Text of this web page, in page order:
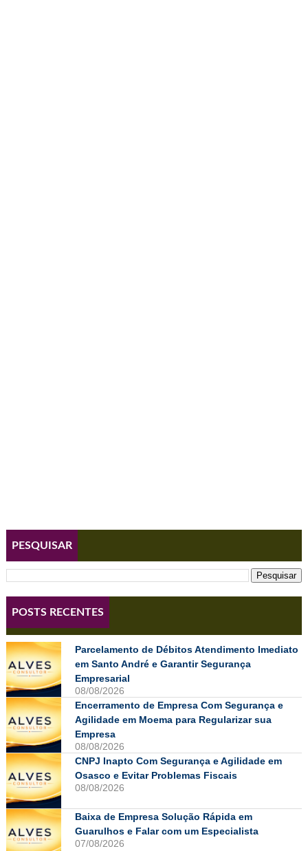
PESQUISAR
POSTS RECENTES
Parcelamento de Débitos Atendimento Imediato
em Santo André e Garantir Segurança
Empresarial
08/08/2026
Encerramento de Empresa Com Segurança e
Agilidade em Moema para Regularizar sua
Empresa
08/08/2026
CNPJ Inapto Com Segurança e Agilidade em
Osasco e Evitar Problemas Fiscais
08/08/2026
Baixa de Empresa Solução Rápida em
Guarulhos e Falar com um Especialista
07/08/2026